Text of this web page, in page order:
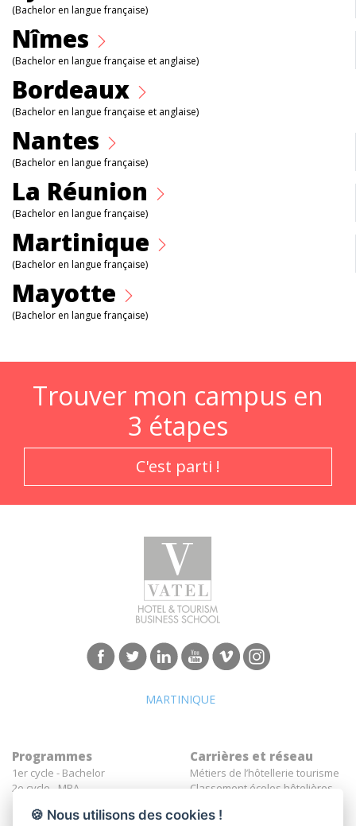
(Bachelor en langue française)
Nîmes
(Bachelor en langue française et anglaise)
Bordeaux
(Bachelor en langue française et anglaise)
Nantes
(Bachelor en langue française)
La Réunion
(Bachelor en langue française)
Martinique
(Bachelor en langue française)
Mayotte
(Bachelor en langue française)
Trouver mon campus en
3 étapes
C'est parti !
MARTINIQUE
Programmes
1er cycle - Bachelor
2e cycle - MBA
Carrières et réseau
Métiers de l’hôtellerie tourisme
Classement écoles hôtelières
diplômés Vatel
🍪 Nous utilisons des cookies !